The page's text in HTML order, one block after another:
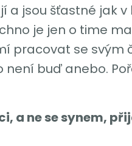
a jsou šťastné jak
je jen o time
pracovat se svým
není buď anebo.
a ne se synem,